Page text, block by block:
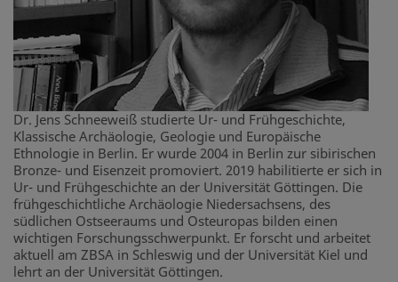
Dr. Jens Schneeweiß studierte Ur- und Frühgeschichte,
Klassische Archäologie, Geologie und Europäische
Ethnologie in Berlin. Er wurde 2004 in Berlin zur sibirischen
Bronze- und Eisenzeit promoviert. 2019 habilitierte er sich in
Ur- und Frühgeschichte an der Universität Göttingen. Die
frühgeschichtliche Archäologie Niedersachsens, des
südlichen Ostseeraums und Osteuropas bilden einen
wichtigen Forschungsschwerpunkt. Er forscht und arbeitet
aktuell am ZBSA in Schleswig und der Universität Kiel und
lehrt an der Universität Göttingen.